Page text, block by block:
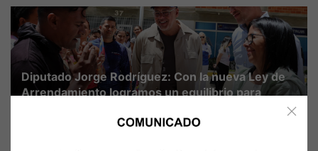
Diputado Jorge Rodríguez: Con la nueva Ley de
Arrendamiento logramos un equilibrio para